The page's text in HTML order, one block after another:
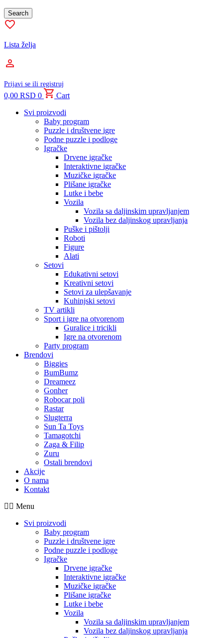
Search
Lista želja
Prijavi se ili registruj
0,00 RSD 0
Cart
Svi proizvodi
Baby program
Puzzle i društvene igre
Podne puzzle i podloge
Igračke
Drvene igračke
Interaktivne igračke
Muzičke igračke
Plišane igračke
Lutke i bebe
Vozila
Vozila sa daljinskim upravljanjem
Vozila bez daljinskog upravljanja
Puške i pištolji
Roboti
Figure
Alati
Setovi
Edukativni setovi
Kreativni setovi
Setovi za ulepšavanje
Kuhinjski setovi
TV artikli
Sport i igre na otvorenom
Guralice i tricikli
Igre na otvorenom
Party program
Brendovi
Biggies
BumBumz
Dreameez
Gonher
Robocar poli
Rastar
Slugterra
Sun Ta Toys
Tamagotchi
Zaga & Filip
Zuru
Ostali brendovi
Akcije
O nama
Kontakt
Menu
Svi proizvodi
Baby program
Puzzle i društvene igre
Podne puzzle i podloge
Igračke
Drvene igračke
Interaktivne igračke
Muzičke igračke
Plišane igračke
Lutke i bebe
Vozila
Vozila sa daljinskim upravljanjem
Vozila bez daljinskog upravljanja